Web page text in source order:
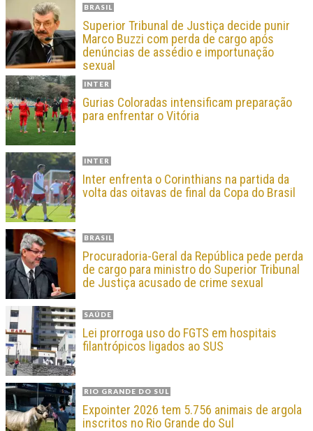
BRASIL
Superior Tribunal de Justiça decide punir
Marco Buzzi com perda de cargo após
denúncias de assédio e importunação
sexual
INTER
Gurias Coloradas intensificam preparação
para enfrentar o Vitória
INTER
Inter enfrenta o Corinthians na partida da
volta das oitavas de final da Copa do Brasil
BRASIL
Procuradoria-Geral da República pede perda
de cargo para ministro do Superior Tribunal
de Justiça acusado de crime sexual
SAÚDE
Lei prorroga uso do FGTS em hospitais
filantrópicos ligados ao SUS
RIO GRANDE DO SUL
Expointer 2026 tem 5.756 animais de argola
inscritos no Rio Grande do Sul